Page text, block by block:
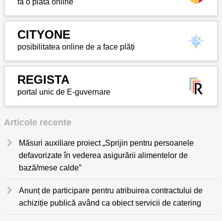
fă o plată online
CITYONE
posibilitatea online de a face plăți
REGISTA
portal unic de E-guvernare
Articole recente
Măsuri auxiliare proiect „Sprijin pentru persoanele
defavorizate în vederea asigurării alimentelor de
bază/mese calde”
Anunț de participare pentru atribuirea contractului de
achiziție publică având ca obiect servicii de catering